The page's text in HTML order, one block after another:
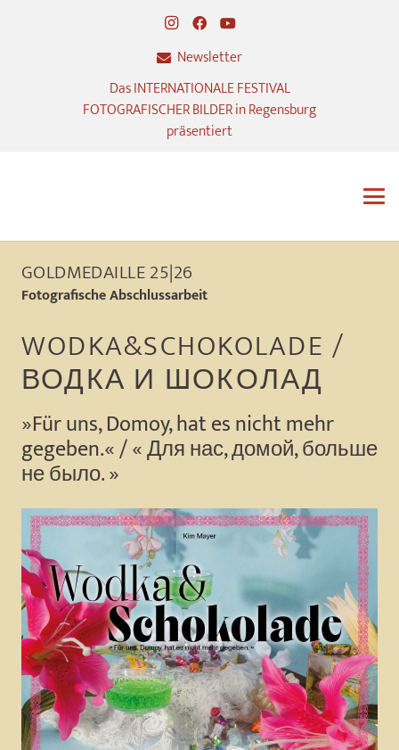
Newsletter
Das INTERNATIONALE FESTIVAL
FOTOGRAFISCHER BILDER in Regensburg
präsentiert
GOLDMEDAILLE 25|26
Fotografische Abschlussarbeit
WODKA&SCHOKOLADE /
ВОДКА И ШОКОЛАД
»Für uns, Domoy, hat es nicht mehr
gegeben.« / « Для нас, домой, больше
не было. »